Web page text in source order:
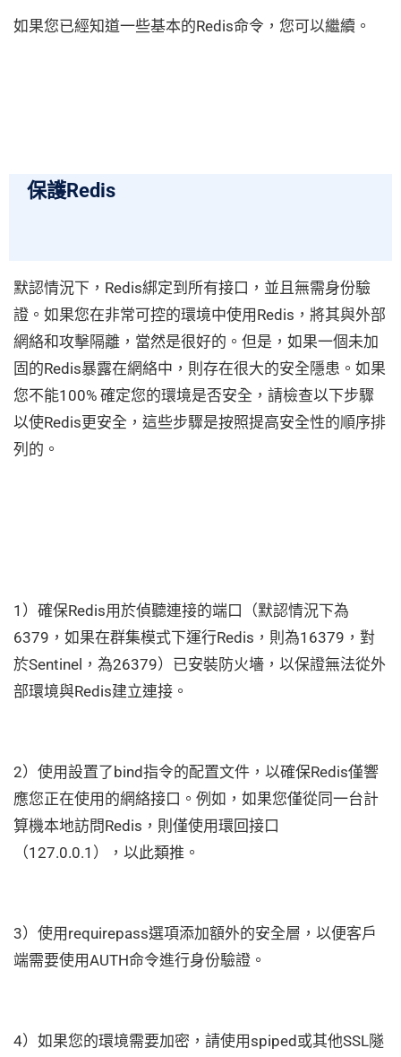
如果您已經知道一些基本的Redis命令，您可以繼續。
保護Redis
默認情況下，Redis綁定到所有接口，並且無需身份驗
證。如果您在非常可控的環境中使用Redis，將其與外部
網絡和攻擊隔離，當然是很好的。但是，如果一個未加
固的Redis暴露在網絡中，則存在很大的安全隱患。如果
您不能100% 確定您的環境是否安全，請檢查以下步驟
以使Redis更安全，這些步驟是按照提高安全性的順序排
列的。
1）確保Redis用於偵聽連接的端口（默認情況下為
6379，如果在群集模式下運行Redis，則為16379，對
於Sentinel，為26379）已安裝防火墻，以保證無法從外
部環境與Redis建立連接。
2）使用設置了bind指令的配置文件，以確保Redis僅響
應您正在使用的網絡接口。例如，如果您僅從同一台計
算機本地訪問Redis，則僅使用環回接口
（127.0.0.1），以此類推。
3）使用requirepass選項添加額外的安全層，以便客戶
端需要使用AUTH命令進行身份驗證。
4）如果您的環境需要加密，請使用spiped或其他SSL隧